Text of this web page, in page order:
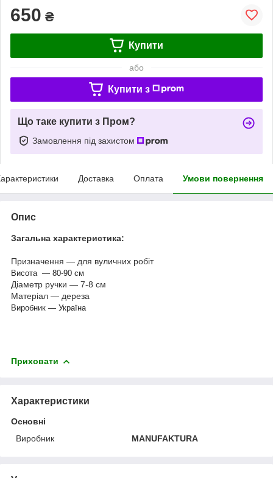
650 ₴
Купити
або
Купити з
Що таке купити з Пром?
Замовлення під захистом
Доставка Оплата Умови повернення
Опис
Загальна характеристика:
Призначення — для вуличних робіт
Висота — 80-90 см
Діаметр ручки — 7-8 см
Матеріал — дереза
Виробник — Україна
Приховати
Характеристики
Основні
Виробник
MANUFAKTURA